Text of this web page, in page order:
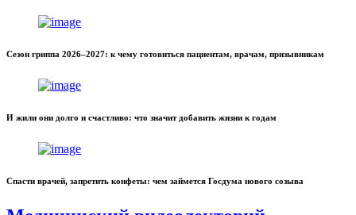
Сезон гриппа 2026–2027: к чему готовиться пациентам, врачам, призывникам
И жили они долго и счастливо: что значит добавить жизни к годам
Спасти врачей, запретить конфеты: чем займется Госдума нового созыва